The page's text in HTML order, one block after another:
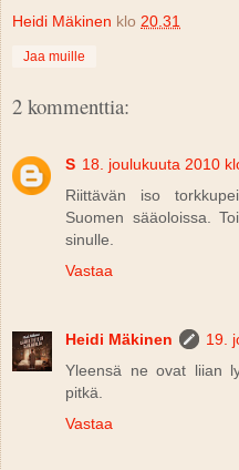
Heidi Mäkinen klo 20.31
Jaa muille
2 kommenttia:
S 18. joulukuuta 2010
Riittävän iso
Suomen sääoloissa.
sinulle.
Vastaa
Heidi Mäkinen
19.
Yleensä ne ovat liian
pitkä.
Vastaa